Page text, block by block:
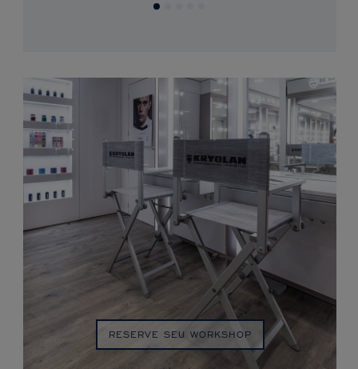
RESERVE SEU WORKSHOP